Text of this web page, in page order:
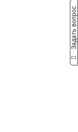
Задать вопрос